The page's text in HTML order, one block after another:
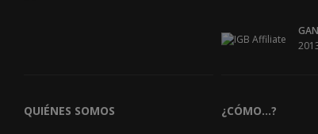
QUIÉNES SOMOS ¿CÓMO...?